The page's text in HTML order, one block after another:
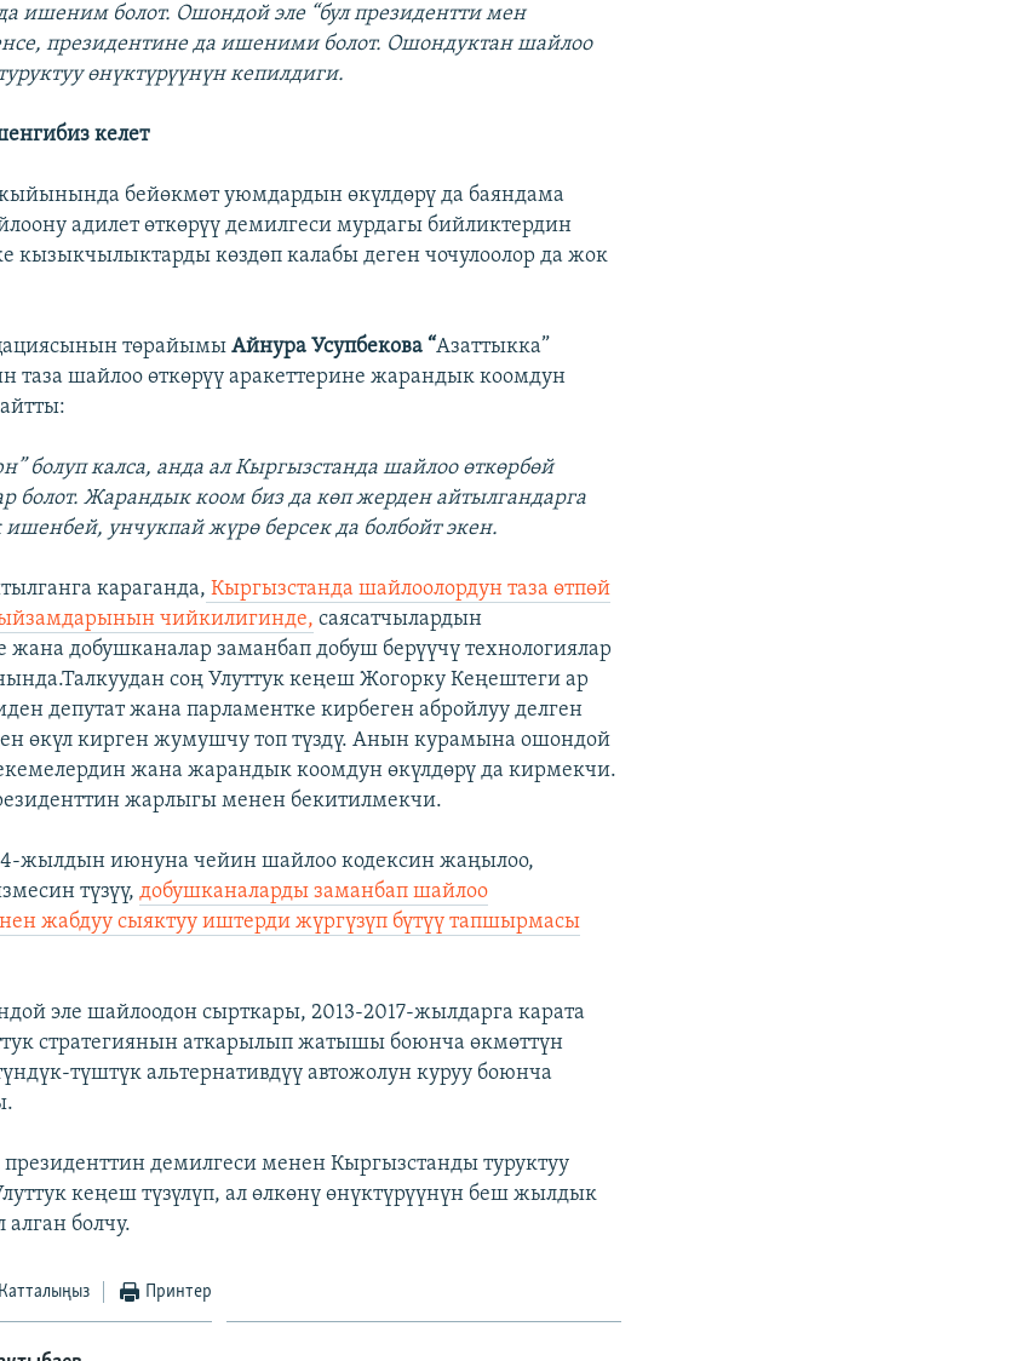
ишеним болот. Ошондой эле “бул президентти мен
президентине да ишеними болот. Ошондуктан шайлоо
өнүктүрүүнүн кепилдиги.
келет
бейөкмөт уюмдардын өкүлдөрү да баяндама
адилет өткөрүү демилгеси мурдагы бийликтердин
кызыкчылыктарды көздөп калабы деген чочулоолор да жок
төрайымыАйнураУсупбекова “Азаттыкка”
таза шайлоо өткөрүү аракеттерине жарандык коомдун
болуп калса, анда ал Кыргызстанда шайлоо өткөрбөй
болот. Жарандык коом биз да көп жерден айтылгандарга
унчукпай жүрө берсек да болбойт экен.
караганда, Кыргызстанда шайлоолордун таза өтпөй
чийкилигинде, саясатчылардын
жана добушканалар заманбап добуш берүүчү технологиялар
соң Улуттук кеңеш Жогорку Кеңештеги ар
депутат жана парламентке кирбеген абройлуу делген
өкүл кирген жумушчу топ түздү. Анын курамына ошондой
жана жарандык коомдун өкүлдөрү да кирмекчи.
жарлыгы менен бекитилмекчи.
жылдын июнуна чейин шайлоо кодексин жаңылоо,
түзүү,добушканаларды заманбап шайлоо
жабдуу сыяктуу иштерди жүргүзүп бүтүү тапшырмасы
эле шайлоодон сырткары, 2013-2017-жылдарга карата
стратегиянын аткарылып жатышы боюнча өкмөттүн
түштүк альтернативдүү автожолун куруу боюнча
демилгеси менен Кыргызстанды туруктуу
кеңеш түзүлүп, ал өлкөнү өнүктүрүүнүн беш жылдык
алган болчу.
Катталыңыз Принтер